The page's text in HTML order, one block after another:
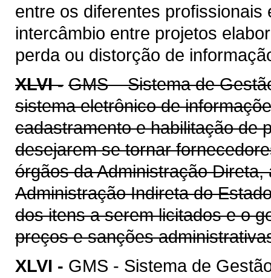
entre os diferentes
intercâmbio entre projetos
perda ou distorção de
XLVI - GMS – Sistema de
sistema eletrônico de
cadastramento e habilitação de
desejarem se tornar
órgãos da Administração
Administração Indireta do
dos itens a serem licitados e o
preços e sanções
XLVI - GMS - Sistema de